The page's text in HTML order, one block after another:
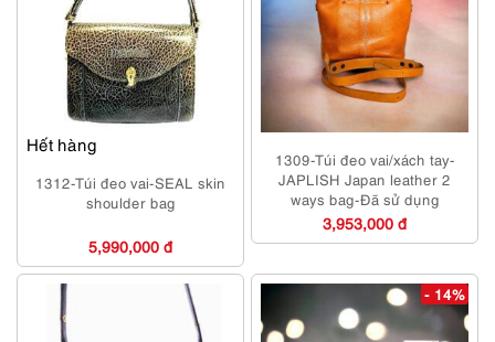
Hết hàng
1312-Túi đeo vai-SEAL skin
shoulder bag
5,990,000 đ
1309-Túi đeo vai/xách tay-
JAPLISH Japan leather 2
ways bag-Đã sử dụng
3,953,000 đ
- 14%